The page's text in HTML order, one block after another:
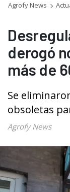
Agrofy News
derogó
más de
Se
obsoletas
Agrofy News